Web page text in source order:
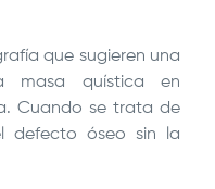
que sugieren una
masa quística en
Cuando se trata de
defecto óseo sin la